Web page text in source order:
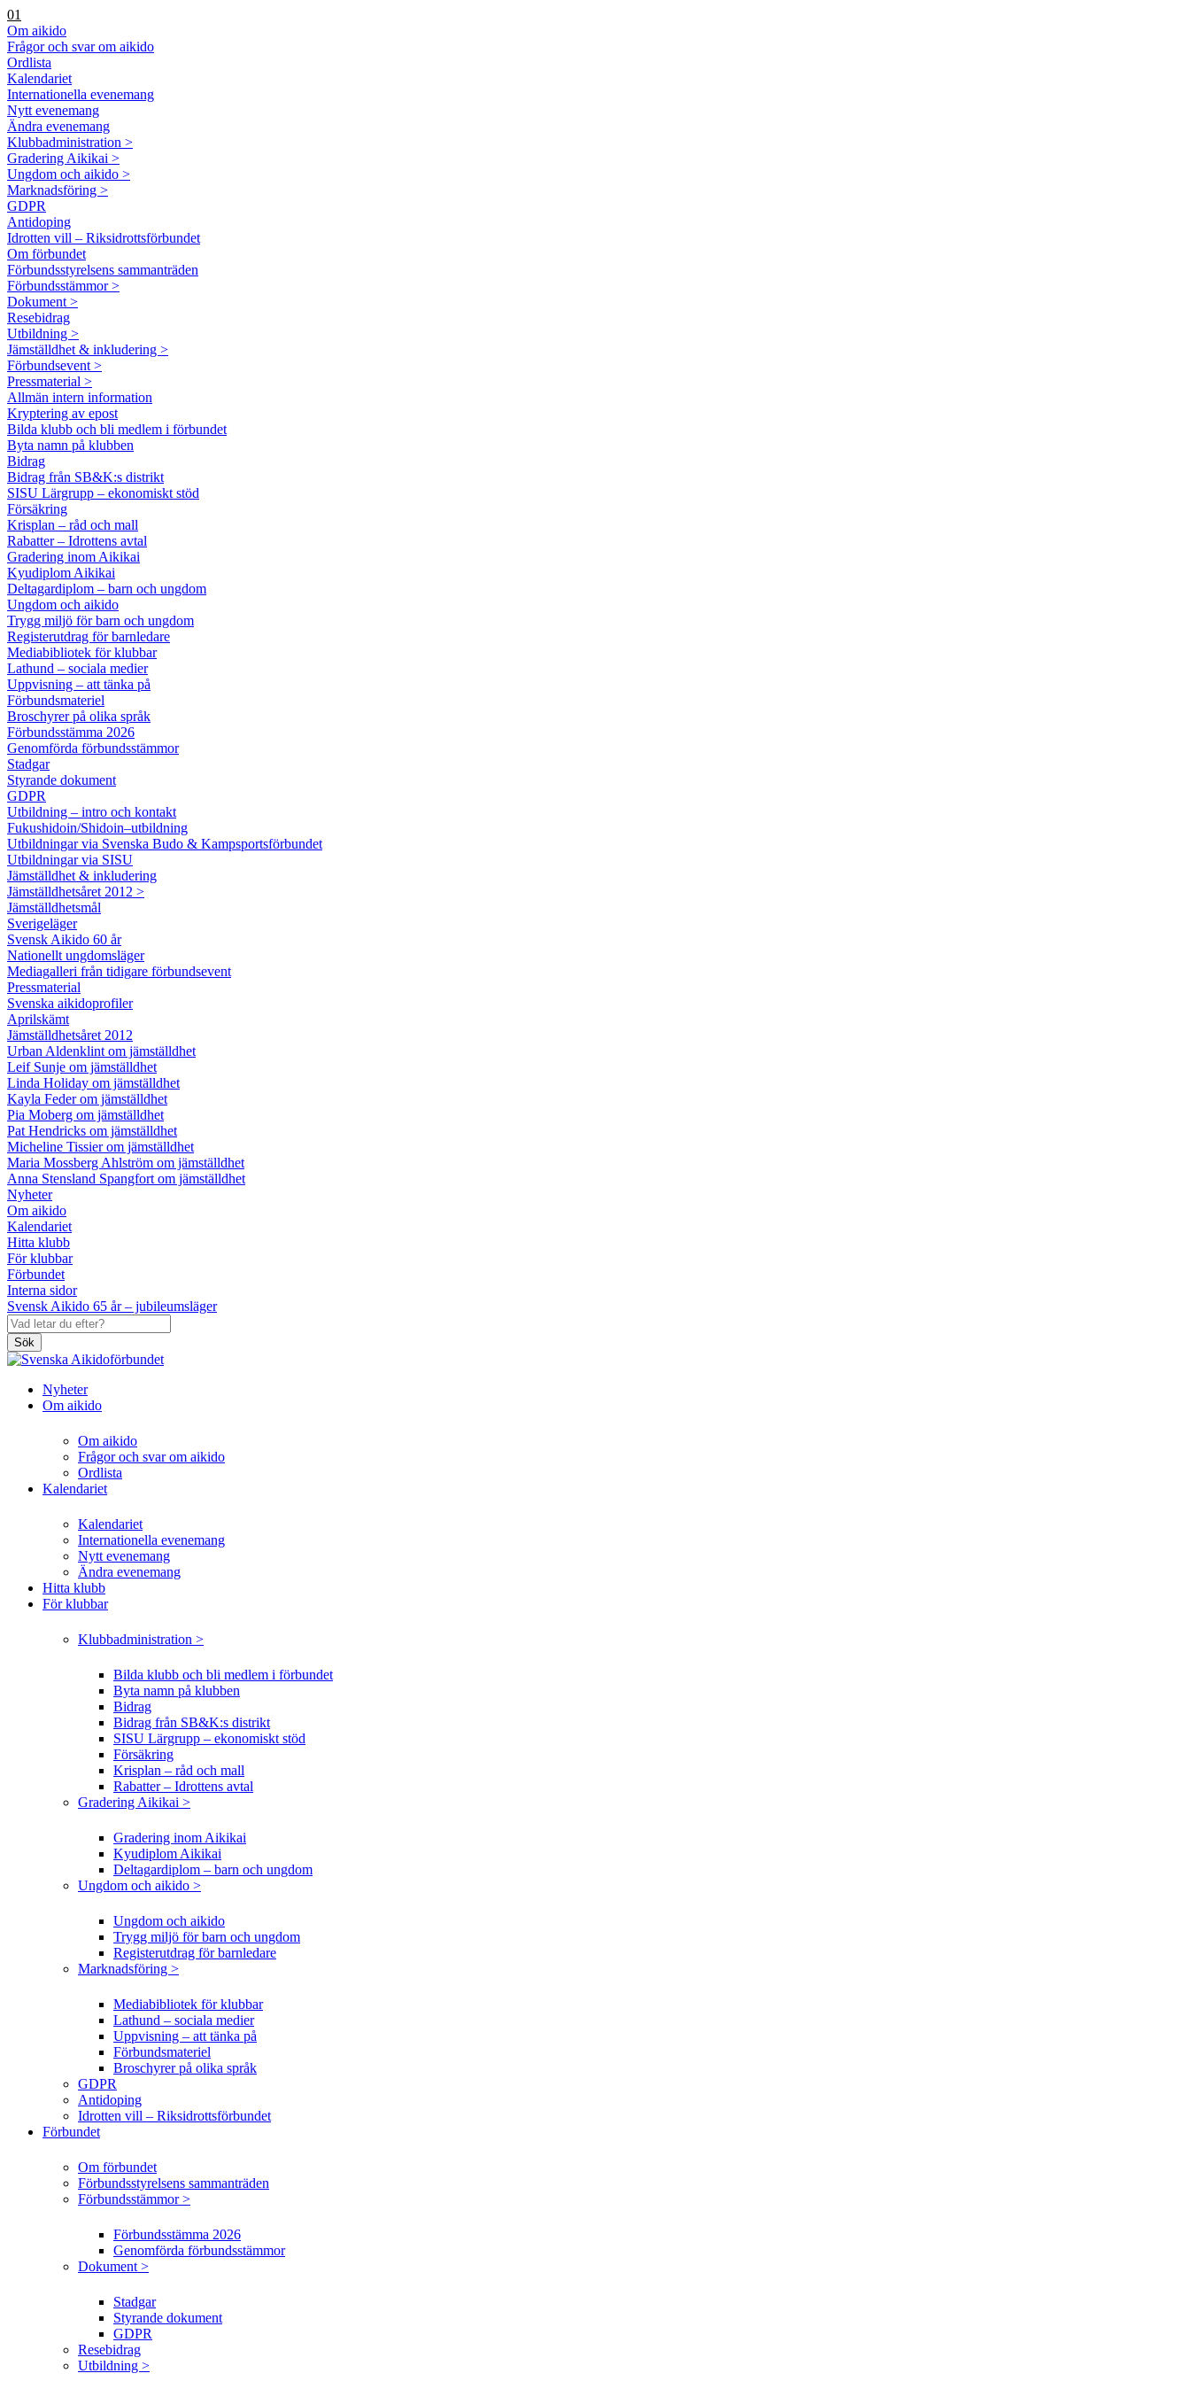
01
Om aikido
Frågor och svar om aikido
Ordlista
Kalendariet
Internationella evenemang
Nytt evenemang
Ändra evenemang
Klubbadministration >
Gradering Aikikai >
Ungdom och aikido >
Marknadsföring >
GDPR
Antidoping
Idrotten vill – Riksidrottsförbundet
Om förbundet
Förbundsstyrelsens sammanträden
Förbundsstämmor >
Dokument >
Resebidrag
Utbildning >
Jämställdhet & inkludering >
Förbundsevent >
Pressmaterial >
Allmän intern information
Kryptering av epost
Bilda klubb och bli medlem i förbundet
Byta namn på klubben
Bidrag
Bidrag från SB&K:s distrikt
SISU Lärgrupp – ekonomiskt stöd
Försäkring
Krisplan – råd och mall
Rabatter – Idrottens avtal
Gradering inom Aikikai
Kyudiplom Aikikai
Deltagardiplom – barn och ungdom
Ungdom och aikido
Trygg miljö för barn och ungdom
Registerutdrag för barnledare
Mediabibliotek för klubbar
Lathund – sociala medier
Uppvisning – att tänka på
Förbundsmateriel
Broschyrer på olika språk
Förbundsstämma 2026
Genomförda förbundsstämmor
Stadgar
Styrande dokument
GDPR
Utbildning – intro och kontakt
Fukushidoin/Shidoin–utbildning
Utbildningar via Svenska Budo & Kampsportsförbundet
Utbildningar via SISU
Jämställdhet & inkludering
Jämställdhetsåret 2012 >
Jämställdhetsmål
Sverigeläger
Svensk Aikido 60 år
Nationellt ungdomsläger
Mediagalleri från tidigare förbundsevent
Pressmaterial
Svenska aikidoprofiler
Aprilskämt
Jämställdhetsåret 2012
Urban Aldenklint om jämställdhet
Leif Sunje om jämställdhet
Linda Holiday om jämställdhet
Kayla Feder om jämställdhet
Pia Moberg om jämställdhet
Pat Hendricks om jämställdhet
Micheline Tissier om jämställdhet
Maria Mossberg Ahlström om jämställdhet
Anna Stensland Spangfort om jämställdhet
Nyheter
Om aikido
Kalendariet
Hitta klubb
För klubbar
Förbundet
Interna sidor
Svensk Aikido 65 år – jubileumsläger
Sök
Nyheter
Om aikido
Om aikido
Frågor och svar om aikido
Ordlista
Kalendariet
Kalendariet
Internationella evenemang
Nytt evenemang
Ändra evenemang
Hitta klubb
För klubbar
Klubbadministration >
Bilda klubb och bli medlem i förbundet
Byta namn på klubben
Bidrag
Bidrag från SB&K:s distrikt
SISU Lärgrupp – ekonomiskt stöd
Försäkring
Krisplan – råd och mall
Rabatter – Idrottens avtal
Gradering Aikikai >
Gradering inom Aikikai
Kyudiplom Aikikai
Deltagardiplom – barn och ungdom
Ungdom och aikido >
Ungdom och aikido
Trygg miljö för barn och ungdom
Registerutdrag för barnledare
Marknadsföring >
Mediabibliotek för klubbar
Lathund – sociala medier
Uppvisning – att tänka på
Förbundsmateriel
Broschyrer på olika språk
GDPR
Antidoping
Idrotten vill – Riksidrottsförbundet
Förbundet
Om förbundet
Förbundsstyrelsens sammanträden
Förbundsstämmor >
Förbundsstämma 2026
Genomförda förbundsstämmor
Dokument >
Stadgar
Styrande dokument
GDPR
Resebidrag
Utbildning >